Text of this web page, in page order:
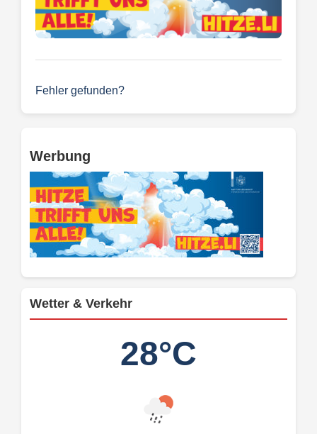
Fehler gefunden?
Werbung
Wetter & Verkehr
28°C